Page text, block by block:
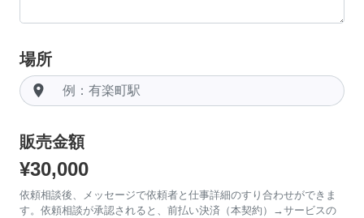
場所
room
販売金額
¥30,000
依頼相談後、メッセージで依頼者と仕事詳細のすり合わせができま
す。依頼相談が承認されると、前払い決済（本契約）→サービスの